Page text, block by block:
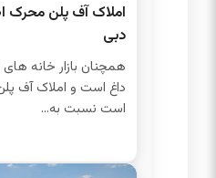
املاک آف پلن محرک
دبی
همچنان بازار خانه
داغ است و املاک آف
است نسبت به...